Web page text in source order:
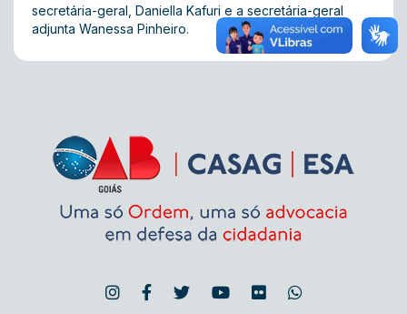
secretária-geral, Daniella Kafuri e a secretária-geral
adjunta Wanessa Pinheiro.